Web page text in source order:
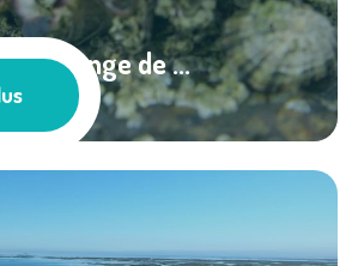
change de ...